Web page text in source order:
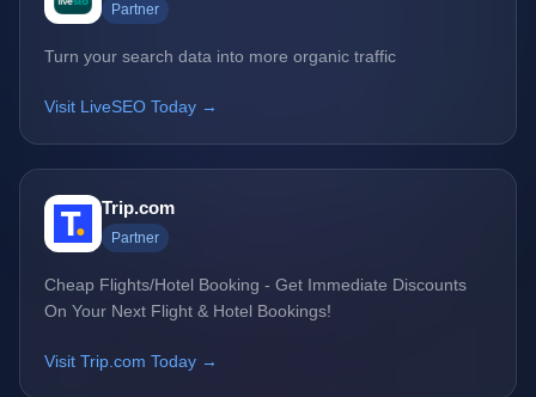
Partner
Turn your search data into more organic traffic
Visit LiveSEO Today →
Trip.com
Partner
Cheap Flights/Hotel Booking - Get Immediate Discounts
On Your Next Flight & Hotel Bookings!
Visit Trip.com Today →